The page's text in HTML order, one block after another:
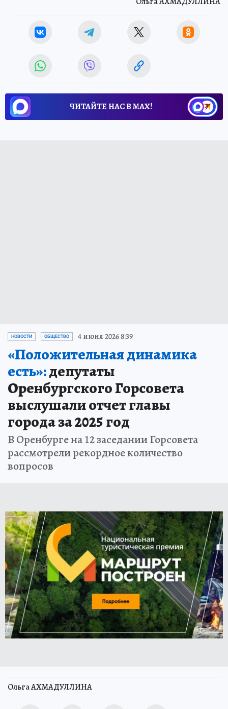
ЧИТАЙТЕ НАС В МАХ!
НОВОСТИ ОБЩЕСТВО 4 июня 2026 8:39
«Положительная динамика
есть»:депутаты
Оренбургского Горсовета
выслушали отчет главы
города за 2025 год
В Оренбурге на 12 заседании Горсовета
рассмотрели рекордное количество
вопросов
Ольга АХМАДУЛЛИНА